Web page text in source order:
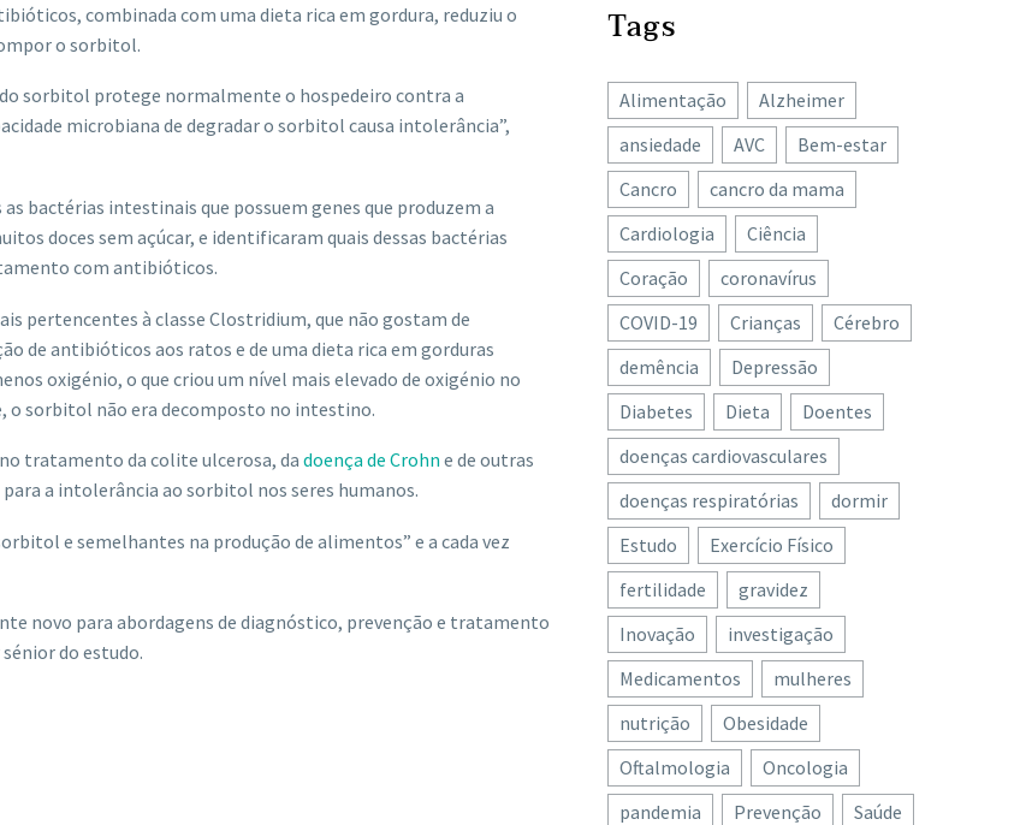
combinada com uma dieta rica em gordura, reduziu o
o sorbitol.
sorbitol protege normalmente o hospedeiro contra a
microbiana de degradar o sorbitol causa intolerância”,
bactérias intestinais que possuem genes que produzem a
doces sem açúcar, e identificaram quais dessas bactérias
com antibióticos.
pertencentes à classe Clostridium, que não gostam de
de antibióticos aos ratos e de uma dieta rica em gorduras
oxigénio, o que criou um nível mais elevado de oxigénio no
o sorbitol não era decomposto no intestino.
tratamento da colite ulcerosa, da doença de Crohn e de outras
a intolerância ao sorbitol nos seres humanos.
e semelhantes na produção de alimentos” e a cada vez
novo para abordagens de diagnóstico, prevenção e tratamento
do estudo.
Tags
Alimentação
Alzheimer
ansiedade
AVC
Bem-estar
Cancro
cancro da mama
Cardiologia
Ciência
Coração
coronavírus
COVID-19
Crianças
Cérebro
demência
Depressão
Diabetes
Dieta
Doentes
doenças cardiovasculares
doenças respiratórias
dormir
Estudo
Exercício Físico
fertilidade
gravidez
Inovação
investigação
Medicamentos
mulheres
nutrição
Obesidade
Oftalmologia
Oncologia
pandemia
Prevenção
Saúde